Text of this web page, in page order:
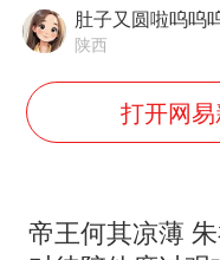
肚子又圆啦呜呜
陕西
打开网
帝王何其凉薄